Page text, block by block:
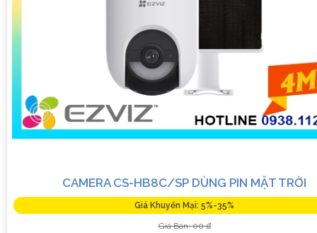
CAMERA CS-HB8C/SP DÙNG PIN MẶT TRỜI
Giá Khuyến Mại: 5%-35%
Giá Bán: 00 ₫